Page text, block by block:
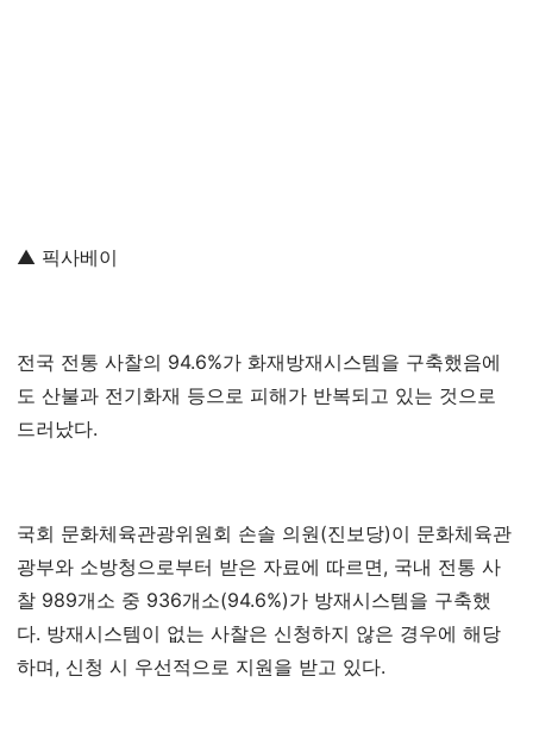
▲ 픽사베이
전국 전통 사찰의 94.6%가 화재방재시스템을 구축했음에
도 산불과 전기화재 등으로 피해가 반복되고 있는 것으로
드러났다.
국회 문화체육관광위원회 손솔 의원(진보당)이 문화체육관
광부와 소방청으로부터 받은 자료에 따르면, 국내 전통 사
찰 989개소 중 936개소(94.6%)가 방재시스템을 구축했
다. 방재시스템이 없는 사찰은 신청하지 않은 경우에 해당
하며, 신청 시 우선적으로 지원을 받고 있다.